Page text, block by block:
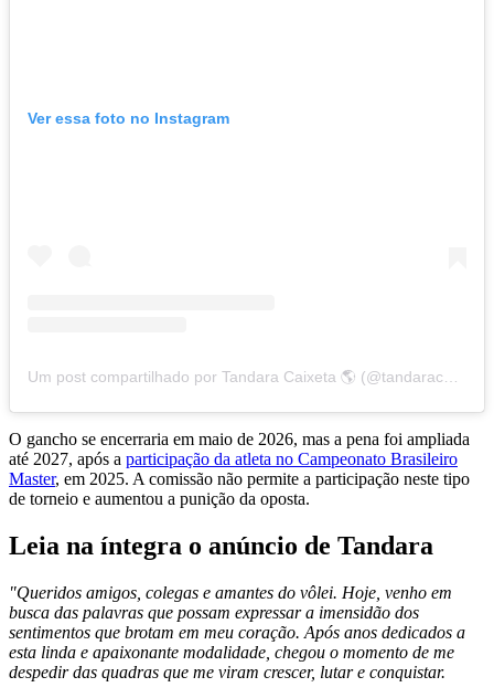
Ver essa foto no Instagram
O gancho se encerraria em maio de 2026, mas a pena foi ampliada
até 2027, após a participação da atleta no Campeonato Brasileiro
Master, em 2025. A comissão não permite a participação neste tipo
de torneio e aumentou a punição da oposta.
Leia na íntegra o anúncio de Tandara
"Queridos amigos, colegas e amantes do vôlei. Hoje, venho em
busca das palavras que possam expressar a imensidão dos
sentimentos que brotam em meu coração. Após anos dedicados a
esta linda e apaixonante modalidade, chegou o momento de me
despedir das quadras que me viram crescer, lutar e conquistar.